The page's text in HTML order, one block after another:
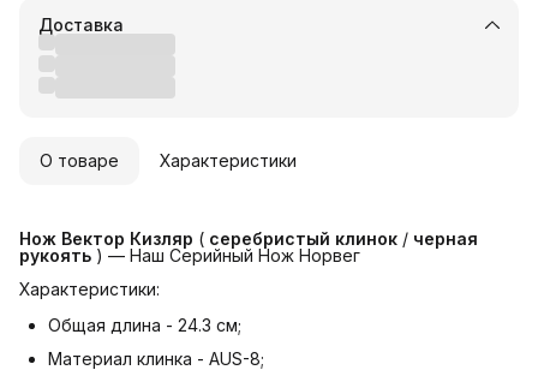
Удобный возврат
Доставка
О товаре Характеристики
Нож Вектор Кизляр ( серебристый клинок / черная
рукоять ) — Наш Серийный Нож Норвег
Характеристики:
Общая длина - 24.3 см;
Материал клинка - AUS-8;